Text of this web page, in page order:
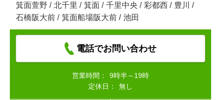
箕面萱野 / 北千里 / 箕面 / 千里中央 / 彩都西 / 豊川
/
石橋阪大前 / 箕面船場阪大前 / 池田
電話でお問い合わせ
営業時間：
9時半～19時
定休日：
無し